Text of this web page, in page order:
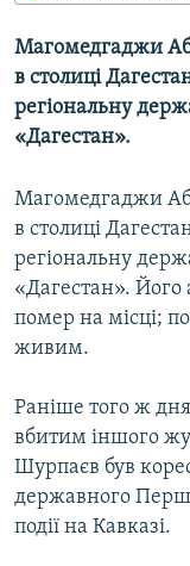
СВІТ
КИТАЙ.ВИКЛИКИ
МУЛЬТИМЕДІА
ФОТО
СПЕЦПРОЄКТИ
ПОДКАСТИ
КРИМ РЕАЛІЇ
РУС
КТАТ
ДОЛУЧАЙСЯ!
Магомедгаджи
в столиці
регіональну
«Дагестан».
Магомедгаджи
в столиці
регіональну
«Дагестан». Його
помер на місці;
живим.
Раніше того ж
вбитим іншого
Шурпаєв був
державного
події на Кавказі.